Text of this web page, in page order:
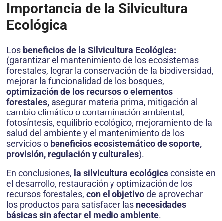
Importancia de la Silvicultura
Ecológica
Los beneficios de la Silvicultura Ecológica:
(garantizar el mantenimiento de los ecosistemas
forestales, lograr la conservación de la biodiversidad,
mejorar la funcionalidad de los bosques,
optimización de los recursos o elementos
forestales, asegurar materia prima, mitigación al
cambio climático o contaminación ambiental,
fotosíntesis, equilibrio ecológico, mejoramiento de la
salud del ambiente y el mantenimiento de los
servicios o beneficios ecosistemático de soporte,
provisión, regulación y culturales).
En conclusiones, la silvicultura ecológica consiste en
el desarrollo, restauración y optimización de los
recursos forestales, con el objetivode aprovechar
los productos para satisfacer las necesidades
básicas sin afectar el medio ambiente.